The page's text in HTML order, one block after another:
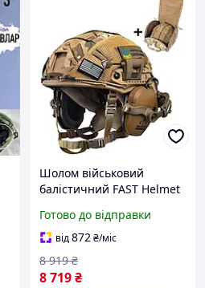
Шолом військовий
балістичний FAST Helmet
тактичні навушники
Walkers та ліхтар на
шолом олива
Готово до відправки
від872₴/міс
8 719₴
8 919 ₴